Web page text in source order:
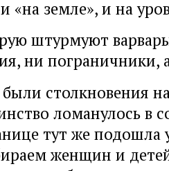
«на земле», и на
штурмуют
ни пограничники,
столкновения
ломанулось в
тут же подошла
женщин и